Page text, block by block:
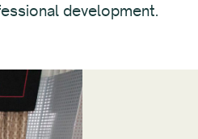
development.